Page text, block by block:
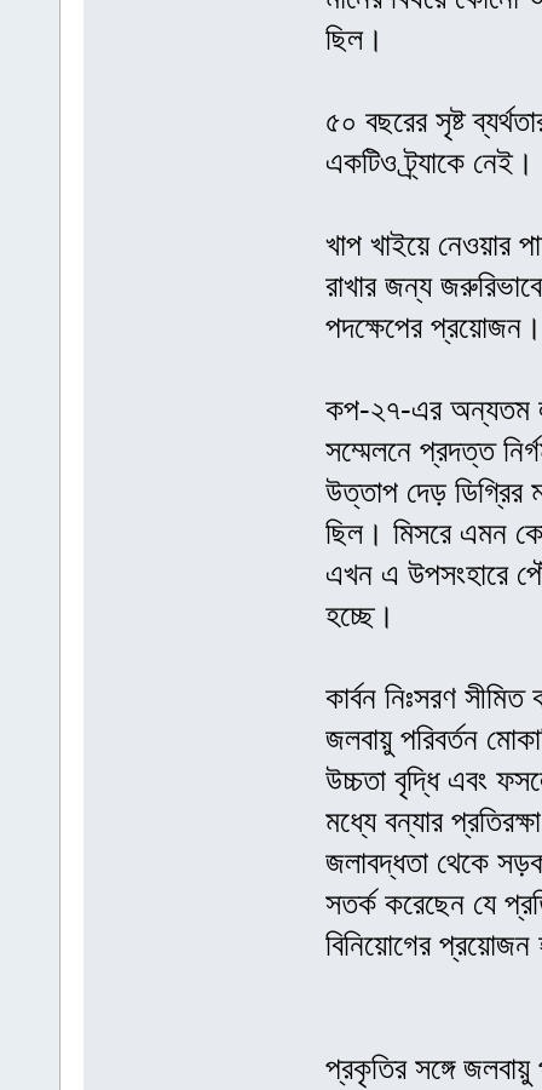
ছিল।
৫০ বছরের সৃষ্ট
একটিও ট্র্যাকে নেই।
খাপ খাইয়ে নেওয়ার
রাখার জন্য
পদক্ষেপের প্রয়োজন।
কপ-২৭-এর অন্যতম
সম্মেলনে প্রদত্ত
উত্তাপ দেড় ডিগ্রির
ছিল। মিসরে এমন
এখন এ উপসংহারে
হচ্ছে।
কার্বন নিঃসরণ
জলবায়ু পরিবর্তন
উচ্চতা বৃদ্ধি এবং
মধ্যে বন্যার
জলাবদ্ধতা থেকে
সতর্ক করেছেন যে
বিনিয়োগের
প্রকৃতির সঙ্গে